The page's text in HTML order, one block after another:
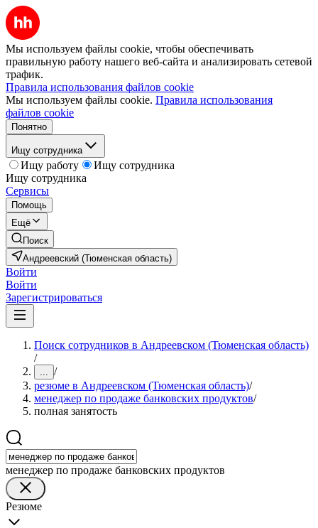
Мы используем файлы cookie, чтобы обеспечивать
правильную работу нашего веб-сайта и анализировать сетевой
трафик.
Правила использования файлов cookie
Мы используем файлы cookie. Правила использования
файлов cookie
Понятно
Ищу сотрудника
Ищу работу
Ищу сотрудника
Ищу сотрудника
Сервисы
Помощь
Ещё
Поиск
Андреевский (Тюменская область)
Войти
Войти
Зарегистрироваться
Поиск сотрудников в Андреевском (Тюменская область)
/
... /
резюме в Андреевском (Тюменская область)/
менеджер по продаже банковских продуктов/
полная занятость
менеджер по продаже банковских продуктов
Резюме